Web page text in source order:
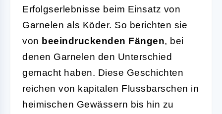
Erfolgserlebnisse beim Einsatz von
Garnelen als Köder. So berichten sie
von beeindruckenden Fängen, bei
denen Garnelen den Unterschied
gemacht haben. Diese Geschichten
reichen von kapitalen Flussbarschen in
heimischen Gewässern bis hin zu